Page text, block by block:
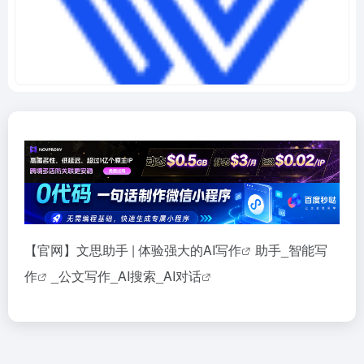
【官网】文思助手 | 体验强大的AI写作 助手_ 智能写
作
_公文写作_AI搜索_ AI对话